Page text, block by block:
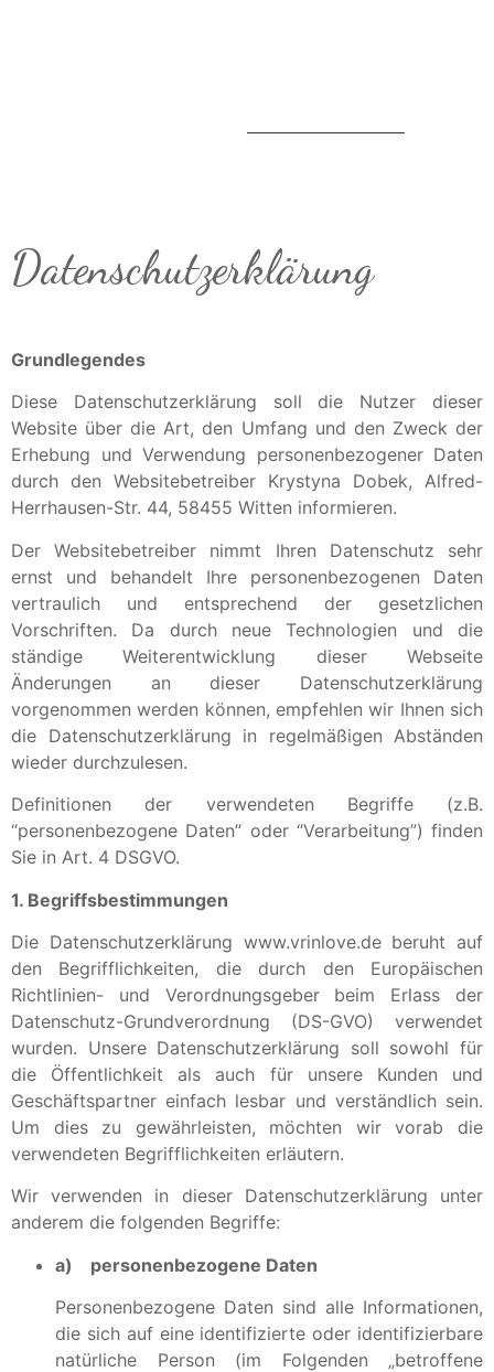
Datenschutzerklärung
Grundlegendes
Diese Datenschutzerklärung soll die Nutzer dieser
Website über die Art, den Umfang und den Zweck der
Erhebung und Verwendung personenbezogener Daten
durch den Websitebetreiber Krystyna Dobek, Alfred-
Herrhausen-Str. 44, 58455 Witten informieren.
Der Websitebetreiber nimmt Ihren Datenschutz sehr
ernst und behandelt Ihre personenbezogenen Daten
vertraulich und entsprechend der gesetzlichen
Vorschriften. Da durch neue Technologien und die
ständige Weiterentwicklung dieser Webseite
Änderungen an dieser Datenschutzerklärung
vorgenommen werden können, empfehlen wir Ihnen sich
die Datenschutzerklärung in regelmäßigen Abständen
wieder durchzulesen.
Definitionen der verwendeten Begriffe (z.B.
“personenbezogene Daten” oder “Verarbeitung”) finden
Sie in Art. 4 DSGVO.
1. Begriffsbestimmungen
Die Datenschutzerklärung www.vrinlove.de beruht auf
den Begrifflichkeiten, die durch den Europäischen
Richtlinien- und Verordnungsgeber beim Erlass der
Datenschutz-Grundverordnung (DS-GVO) verwendet
wurden. Unsere Datenschutzerklärung soll sowohl für
die Öffentlichkeit als auch für unsere Kunden und
Geschäftspartner einfach lesbar und verständlich sein.
Um dies zu gewährleisten, möchten wir vorab die
verwendeten Begrifflichkeiten erläutern.
Wir verwenden in dieser Datenschutzerklärung unter
anderem die folgenden Begriffe:
a) personenbezogene Daten
Personenbezogene Daten sind alle Informationen,
die sich auf eine identifizierte oder identifizierbare
natürliche Person (im Folgenden „betroffene